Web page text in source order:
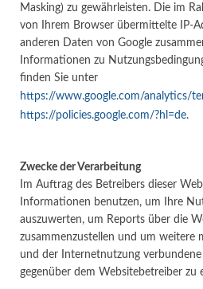
Masking) zu gewährleisten. Die im
von Ihrem Browser übermittelte IP-
anderen Daten von Google
Informationen zu
finden Sie unter
https://www.google.com/analytics/
https://policies.google.com/?hl=de.
Zwecke der Verarbeitung
Im Auftrag des Betreibers dieser
Informationen benutzen, um Ihre
auszuwerten, um Reports über die
zusammenzustellen und um weitere
und der Internetnutzung
gegenüber dem Websitebetreiber zu